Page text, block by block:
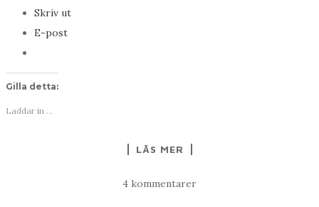
Skriv ut
E-post
Gilla detta:
Laddar in …
LÄS MER
4 kommentarer